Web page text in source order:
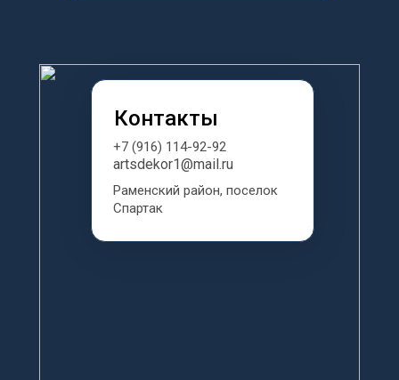
Контакты
+7 (916) 114-92-92
Раменский район, поселок
Спартак
artsdekor1@mail.ru